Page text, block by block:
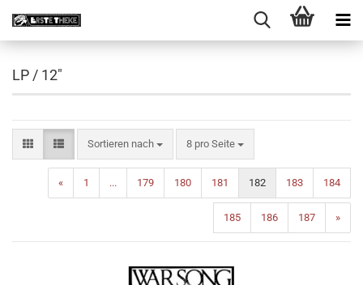
LP / 12"
Sortieren nach
Sortieren nach 8 pro Seite
pro Seite
« 1 ... 179 180 181 182 183 184
185 186 187 »